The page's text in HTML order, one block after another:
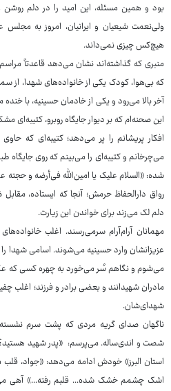
بود و همین مسئله، این امید را در دلم روشن
ولی‌نعمت شیعیان و ایرانیان، امروز به
هیچ‌کس چیزی نمی‌داند.
منبری که گذاشته‌اند نشان می‌دهد قاعدتاً
که بی‌هوا، کودک یکی از خانواده‌های شهدا، از
آخر بالا می‌رود و یکی از خادمان حسینیه، با
این صحنه‌ام که بر دیوار جایگاه روبرو،
افکار پریشانم را پر می‌دهد؛ کتیبه‌ای که
می‌چرخانم و کتیبه‌ای را می‌بینم که روی جایگاه
شده: «السلام علیک یا امین‌الله فی‌أرضه و
رواق دارالحفاظ حرمش؛ آنجا که ایستاده،
دلم لک می‌زند برای خواندن این زیارت.
مهمانان آرام‌آرام سرمی‌رسند. اغلب
عزیزانشان وارد حسینیه می‌شوند. اسامی شهدا
می‌شوم و نگاهم سُر می‌خورد به چهره کسی که
مادران شهیدانند و بعضی برادر و فرزند؛ اغلب
شهدای‌شان.
ناگهان صدای گریه مردی که پشت سرم
شصت و اندی‌ساله. می‌پرسم: «پدر شهید
استان البرز» خودش ادامه می‌دهد: «جواد، قلب